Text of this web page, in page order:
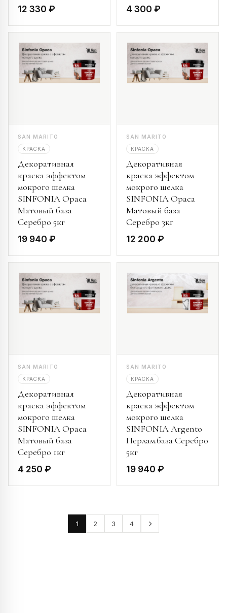
12 330 ₽ 4 300 ₽
SAN MARITO
КРАСКА
Декоративная
краска эффектом
мокрого шелка
SINFONIA Opaca
Матовый база
Серебро 5кг
19 940 ₽
SAN MARITO
КРАСКА
Декоративная
краска эффектом
мокрого шелка
SINFONIA Opaca
Матовый база
Серебро 3кг
12 200 ₽
SAN MARITO
КРАСКА
Декоративная
краска эффектом
мокрого шелка
SINFONIA Opaca
Матовый база
Серебро 1кг
4 250 ₽
SAN MARITO
КРАСКА
Декоративная
краска эффектом
мокрого шелка
SINFONIA Argento
Перлам.база Серебро
5кг
19 940 ₽
1 2 3 4